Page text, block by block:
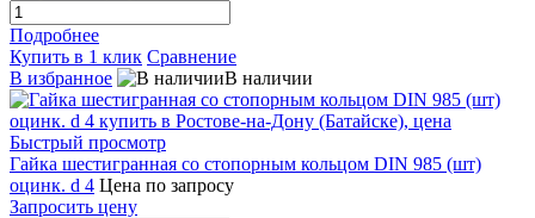
Подробнее
Купить в 1 клик Сравнение
В избранное
В наличии
Быстрый просмотр
Гайка шестигранная со стопорным кольцом DIN 985 (шт)
оцинк. d 4 Цена по запросу
Запросить цену